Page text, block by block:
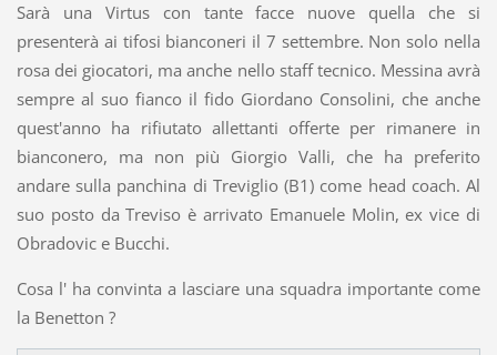
Sarà una Virtus con tante facce nuove quella che si
presenterà ai tifosi bianconeri il 7 settembre. Non solo nella
rosa dei giocatori, ma anche nello staff tecnico. Messina avrà
sempre al suo fianco il fido Giordano Consolini, che anche
quest'anno ha rifiutato allettanti offerte per rimanere in
bianconero, ma non più Giorgio Valli, che ha preferito
andare sulla panchina di Treviglio (B1) come head coach. Al
suo posto da Treviso è arrivato Emanuele Molin, ex vice di
Obradovic e Bucchi.
Cosa l' ha convinta a lasciare una squadra importante come
la Benetton ?